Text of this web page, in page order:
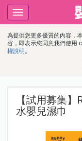
為提供您更多優質的內容，
容，即表示您同意我們使用
權說明 。
Toggle
navigation
【試用募集
水嬰兒濕巾